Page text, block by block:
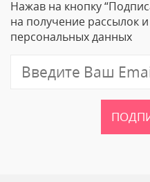
Email
Нажав на кнопку
на получение рассылок
персональных данных